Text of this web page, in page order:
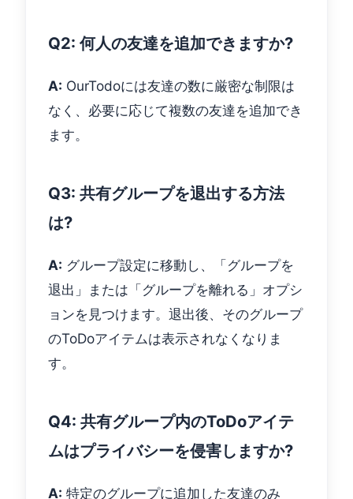
Q2: 何人の友達を追加できますか?
A: OurTodoには友達の数に厳密な制限は
なく、必要に応じて複数の友達を追加でき
ます。
Q3: 共有グループを退出する方法
は?
A: グループ設定に移動し、「グループを
退出」または「グループを離れる」オプシ
ョンを見つけます。退出後、そのグループ
のToDoアイテムは表示されなくなりま
す。
Q4: 共有グループ内のToDoアイテ
ムはプライバシーを侵害しますか?
A: 特定のグループに追加した友達のみ